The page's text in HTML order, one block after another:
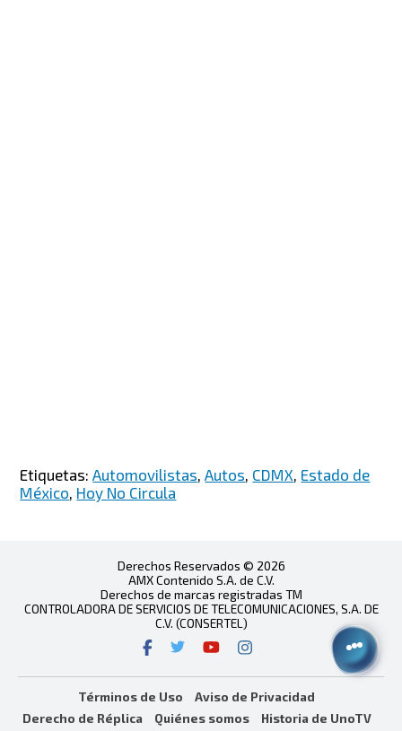
Etiquetas:Automovilistas ,Autos CDMX Estado de
México Hoy No Circula
Derechos Reservados © 2026
AMX Contenido S.A. de C.V.
Derechos de marcas registradas TM
CONTROLADORA DE SERVICIOS DE TELECOMUNICACIONES, S.A. DE
C.V. (CONSERTEL)
Términos de Uso
Aviso de Privacidad
Derecho de Réplica
Quiénes somos Historia de UnoTV